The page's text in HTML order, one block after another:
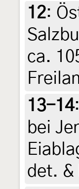
12:
ca.
13-14:
bei
det. &